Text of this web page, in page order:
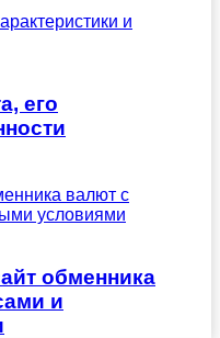
и
его
валют с
условиями
обменника
и